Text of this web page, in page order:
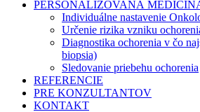
PERSONALIZOVANÁ
Individuálne nastavenie
Určenie rizika vzniku
Diagnostika ochorenia v čo
biopsia)
Sledovanie priebehu ochorenia
REFERENCIE
PRE KONZULTANTOV
KONTAKT